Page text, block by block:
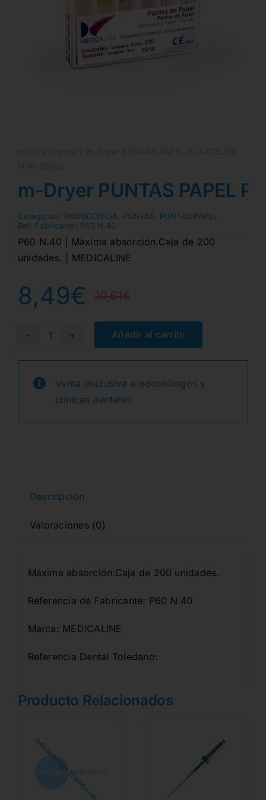
Inicio » Tienda » m-Dryer PUNTAS PAPEL PTA.COLOR
N.40 200u.
m-Dryer PUNTAS PAPEL
Categorias: ENDODONCIA PUNTAS
PUNTAS PAPEL
Ref. Fabricante: P60 N.40
P60 N.40 | Máxima absorción.Caja de 200
unidades. | MEDICALINE
10,61€El
precio
original
era:
10,61€.
8,49€
El
precio
actual
es:
8,49€.
m-
Dryer
PAPEL
PTA.COLOR
N.40
Añadir al carrito
Venta exclusiva a odontólogos y
clínicas dentales
Descripción
Valoraciones (0)
Máxima absorción.Caja de 200 unidades.
Referencia de Fabricante: P60 N.40
Marca: MEDICALINE
Referencia Dental Toledano:
Producto Relacionados